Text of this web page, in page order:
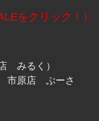
をクリック！）
みるく）
市原店 ぷーさ